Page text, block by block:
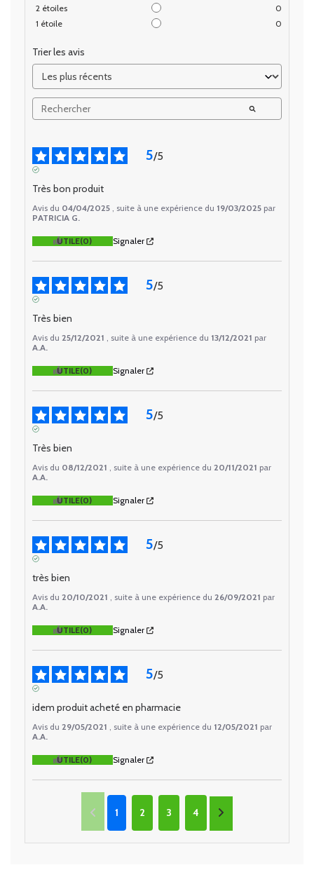
2 étoiles
0
1 étoile 0
Trier les avis
5/5
Très bon produit
Avis du 04/04/2025 , suite à une expérience du 19/03/2025 par
PATRICIA G.
UTILE(0) Signaler
5/5
Très bien
Avis du 25/12/2021 , suite à une expérience du 13/12/2021 par
A.A.
UTILE(0) Signaler
5/5
Très bien
Avis du 08/12/2021 , suite à une expérience du 20/11/2021 par
A.A.
UTILE(0) Signaler
5/5
très bien
Avis du 20/10/2021 , suite à une expérience du 26/09/2021 par
A.A.
UTILE(0) Signaler
5/5
idem produit acheté en pharmacie
Avis du 29/05/2021 , suite à une expérience du 12/05/2021 par
A.A.
UTILE(0) Signaler
1 2 3 4